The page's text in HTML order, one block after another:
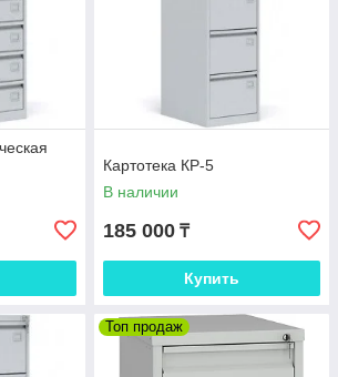
Картотека КР-5
В наличии
185 000 ₸
Купить
Топ продаж